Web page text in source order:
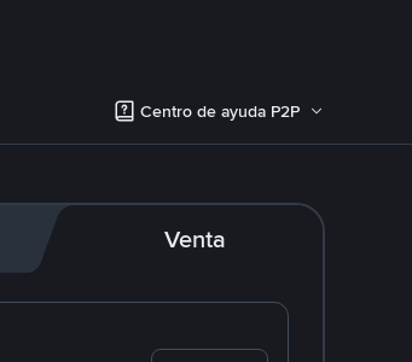
Centro de ayuda P2P
Venta